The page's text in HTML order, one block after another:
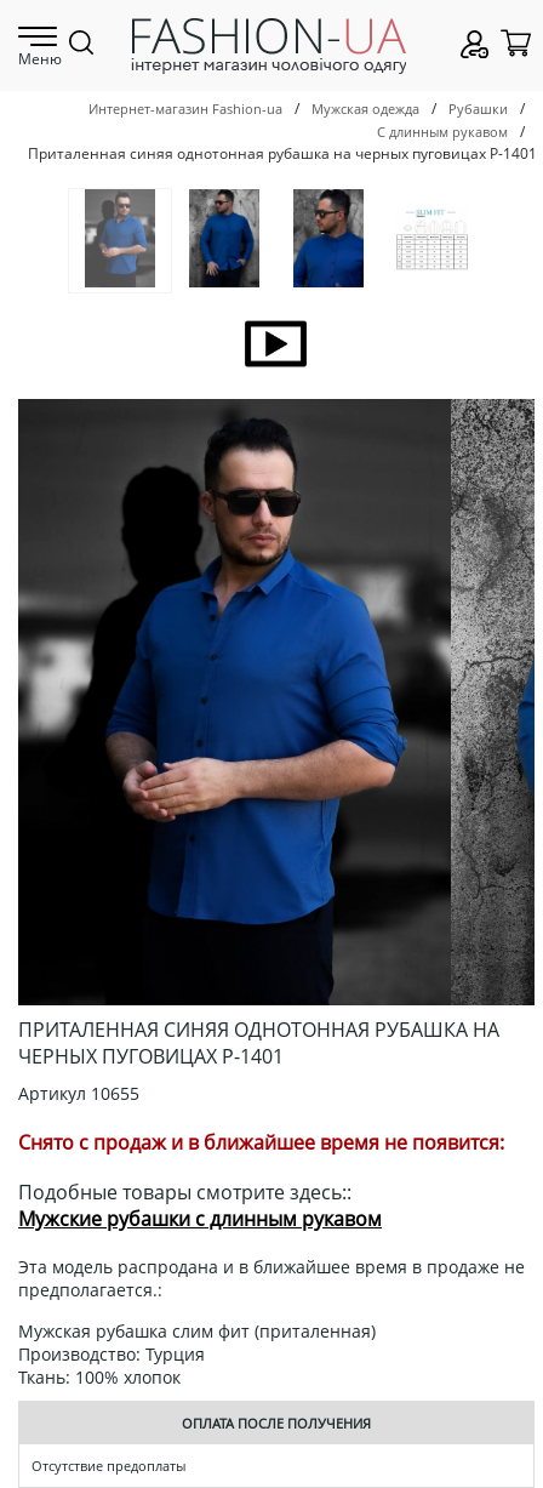
Меню
Интернет-магазин Fashion-ua / Мужская одежда / Рубашки /
С длинным рукавом
/
Приталенная синяя однотонная рубашка на черных пуговицах Р-1401
ПРИТАЛЕННАЯ СИНЯЯ ОДНОТОННАЯ РУБАШКА НА
ЧЕРНЫХ ПУГОВИЦАХ Р-1401
Артикул 10655
Снято с продаж и в ближайшее время не появится:
Подобные товары смотрите здесь::
Мужские рубашки с длинным рукавом
Эта модель распродана и в ближайшее время в продаже не
предполагается.:
Мужская рубашка слим фит (приталенная)
Производство: Турция
Ткань: 100% хлопок
ОПЛАТА ПОСЛЕ ПОЛУЧЕНИЯ
Отсутствие предоплаты